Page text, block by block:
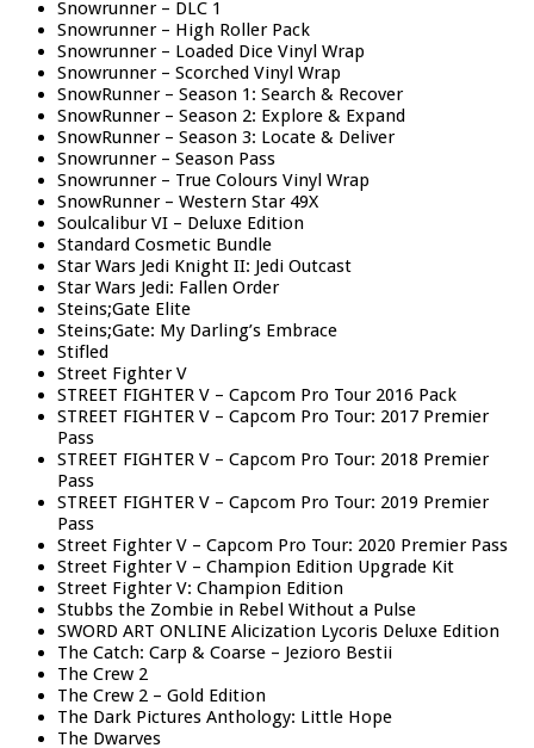
Snowrunner – DLC 1
Snowrunner – High Roller Pack
Snowrunner – Loaded Dice Vinyl Wrap
Snowrunner – Scorched Vinyl Wrap
SnowRunner – Season 1: Search & Recover
SnowRunner – Season 2: Explore & Expand
SnowRunner – Season 3: Locate & Deliver
Snowrunner – Season Pass
Snowrunner – True Colours Vinyl Wrap
SnowRunner – Western Star 49X
Soulcalibur VI – Deluxe Edition
Standard Cosmetic Bundle
Star Wars Jedi Knight II: Jedi Outcast
Star Wars Jedi: Fallen Order
Steins;Gate Elite
Steins;Gate: My Darling’s Embrace
Stifled
Street Fighter V
STREET FIGHTER V – Capcom Pro Tour 2016 Pack
STREET FIGHTER V – Capcom Pro Tour: 2017 Premier
Pass
STREET FIGHTER V – Capcom Pro Tour: 2018 Premier
Pass
STREET FIGHTER V – Capcom Pro Tour: 2019 Premier
Pass
Street Fighter V – Capcom Pro Tour: 2020 Premier Pass
Street Fighter V – Champion Edition Upgrade Kit
Street Fighter V: Champion Edition
Stubbs the Zombie in Rebel Without a Pulse
SWORD ART ONLINE Alicization Lycoris Deluxe Edition
The Catch: Carp & Coarse – Jezioro Bestii
The Crew 2
The Crew 2 – Gold Edition
The Dark Pictures Anthology: Little Hope
The Dwarves